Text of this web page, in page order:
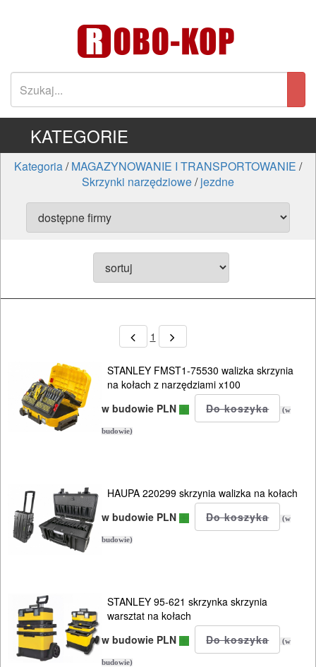
KATEGORIE
Kategoria/MAGAZYNOWANIE I TRANSPORTOWANIE /
Skrzynki narzędziowe/jezdne
1
STANLEY FMST1-75530 walizka skrzynia
na kołach z narzędziami x100
w budowie PLN
(w
budowie)
HAUPA 220299 skrzynia walizka na kołach
w budowie PLN
(w
budowie)
STANLEY 95-621 skrzynka skrzynia
warsztat na kołach
w budowie PLN
(w
budowie)